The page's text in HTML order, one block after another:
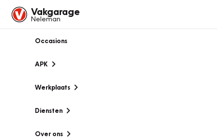
Vakgarage
Neleman
Occasions
APK
Werkplaats
Diensten
Over ons